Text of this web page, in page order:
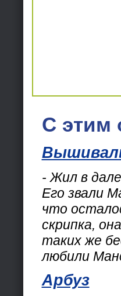
С этим
- Жил в
Его звали
что
скрипка,
таких же
любили
Арбуз